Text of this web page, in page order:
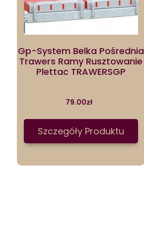
Gp-System Belka Pośrednia
Trawers Ramy Rusztowanie
Plettac TRAWERSGP
79.00zł
Szczegóły Produktu